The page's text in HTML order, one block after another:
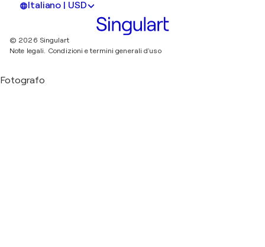
Italiano | USD
© 2026 Singulart
Note legali. Condizioni e termini generali d'uso
Fotografo